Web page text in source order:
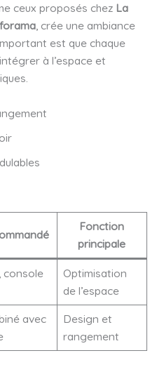
ceux proposés chez La
, crée une ambiance
est que chaque
à l’espace et
Fonction
principale
console
Optimisation
de l’espace
avec
Design et
rangement